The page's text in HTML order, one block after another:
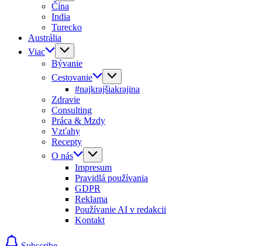
Čína
India
Turecko
Austrália
Viac
Bývanie
Cestovanie
#najkrajšiakrajina
Zdravie
Consulting
Práca & Mzdy
Vzťahy
Recepty
O nás
Impresum
Pravidlá používania
GDPR
Reklama
Používanie AI v redakcii
Kontakt